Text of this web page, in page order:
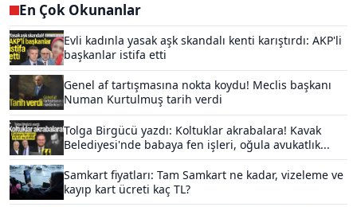
En Çok Okunanlar
Evli kadınla yasak aşk skandalı kenti karıştırdı: AKP'li
başkanlar istifa etti
Genel af tartışmasına nokta koydu! Meclis başkanı
Numan Kurtulmuş tarih verdi
Tolga Birgücü yazdı: Koltuklar akrabalara! Kavak
Belediyesi'nde babaya fen işleri, oğula avukatlık...
Samkart fiyatları: Tam Samkart ne kadar, vizeleme ve
kayıp kart ücreti kaç TL?